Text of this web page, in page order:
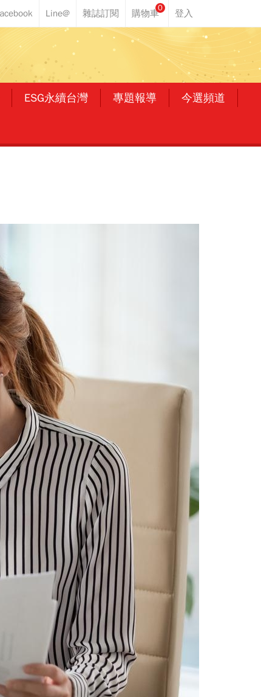
0
ESG永續台灣 專題報導 今選頻道